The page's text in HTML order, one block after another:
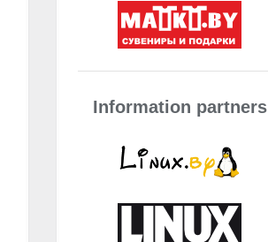
Information partners